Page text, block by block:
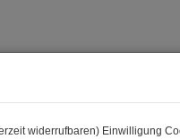
widerrufbaren) Einwilligung